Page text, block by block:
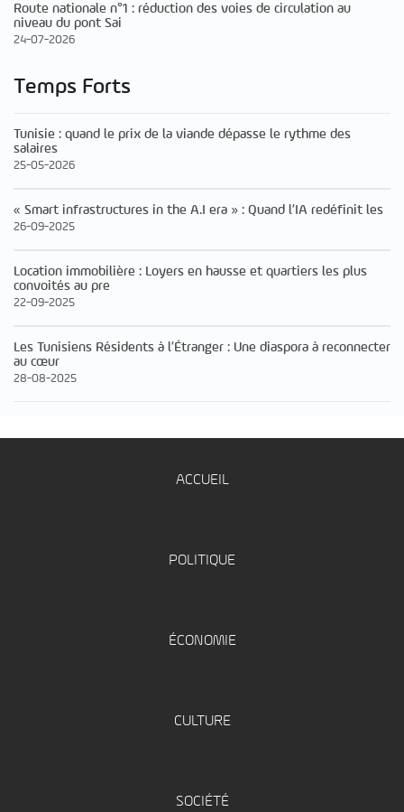
Route nationale n°1 : réduction des voies de circulation au
niveau du pont Sai
24-07-2026
Temps Forts
Tunisie : quand le prix de la viande dépasse le rythme des
salaires
25-05-2026
« Smart infrastructures in the A.I era » : Quand l’IA redéfinit les
26-09-2025
Location immobilière : Loyers en hausse et quartiers les plus
convoités au pre
22-09-2025
Les Tunisiens Résidents à l’Étranger : Une diaspora à reconnecter
au cœur
28-08-2025
ACCUEIL
POLITIQUE
ÉCONOMIE
CULTURE
SOCIÉTÉ